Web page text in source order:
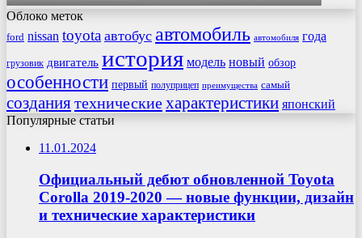
Облоко меток
ford nissan toyota автобус автомобиль автомобиля года
грузовик двигатель история модель новый обзор
особенности первый полуприцеп преимущества самый
созданиятехническиехарактеристики японский
Популярные статьи
11.01.2024
Официальный дебют обновленной Toyota
Corolla 2019-2020 — новые функции, дизайн
и технические характеристики